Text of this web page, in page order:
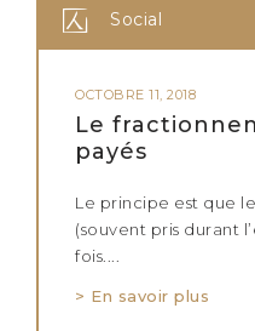
Social
OCTOBRE 11, 2018
Le
payés
Le principe est que
(souvent pris durant
fois....
> En savoir plus